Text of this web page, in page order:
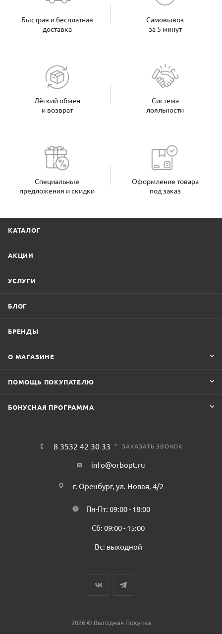
Быстрая и бесплатная
доставка
Самовывоз
за 5 минут
Лёгкий обмен
и возврат
Система
лояльности
Специальные
предложения и скидки
Оформление товара
под заказ
КАТАЛОГ
АКЦИИ
УСЛУГИ
БЛОГ
БРЕНДЫ
О МАГАЗИНЕ
ПОМОЩЬ ПОКУПАТЕЛЮ
БОНУСНАЯ ПРОГРАММА
8 3532 42 30 33 ЗАКАЗАТЬ ЗВОНОК
info@orbopt.ru
г. Оренбург, ул. Новая, 4/2
Пн-Пт: 09:00 - 18:00
Сб: 09:00 - 15:00
Вс: выходной
2026 © Выгодная Покупка